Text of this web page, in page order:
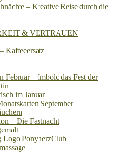
– Kreative Reise durch die
& VERTRAUEN
Kaffeeersatz
Februar – Imbolc das Fest der
im Januar
September
– Die Fastnacht
Logo PonyherzClub